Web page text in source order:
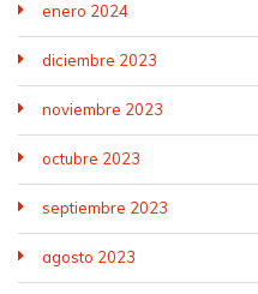
enero 2024
diciembre 2023
noviembre 2023
octubre 2023
septiembre 2023
agosto 2023